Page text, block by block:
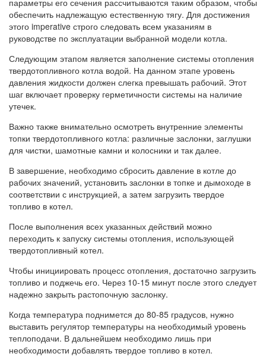
обеспечить надлежащую естественную тягу. Для достижения
этого imperative строго следовать всем указаниям в
руководстве по эксплуатации выбранной модели котла.
Следующим этапом является заполнение системы отопления
твердотопливного котла водой. На данном этапе уровень
давления жидкости должен слегка превышать рабочий. Этот
шаг включает проверку герметичности системы на наличие
утечек.
Важно также внимательно осмотреть внутренние элементы
топки твердотопливного котла: различные заслонки, заглушки
для чистки, шамотные камни и колосники и так далее.
В завершение, необходимо сбросить давление в котле до
рабочих значений, установить заслонки в топке и дымоходе в
соответствии с инструкцией, а затем загрузить твердое
топливо в котел.
После выполнения всех указанных действий можно
переходить к запуску системы отопления, использующей
твердотопливный котел.
Чтобы инициировать процесс отопления, достаточно загрузить
топливо и поджечь его. Через 10-15 минут после этого следует
надежно закрыть растопочную заслонку.
Когда температура поднимется до 80-85 градусов, нужно
выставить регулятор температуры на необходимый уровень
теплоподачи. В дальнейшем необходимо лишь при
необходимости добавлять твердое топливо в котел.